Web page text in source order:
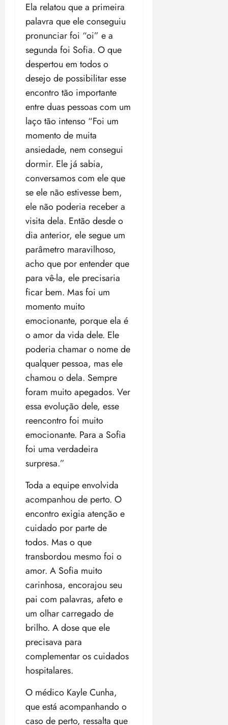
Ela relatou que a primeira
palavra que ele conseguiu
pronunciar foi “oi” e a
segunda foi Sofia. O que
despertou em todos o
desejo de possibilitar esse
encontro tão importante
entre duas pessoas com um
laço tão intenso “Foi um
momento de muita
ansiedade, nem consegui
dormir. Ele já sabia,
conversamos com ele que
se ele não estivesse bem,
ele não poderia receber a
visita dela. Então desde o
dia anterior, ele segue um
parâmetro maravilhoso,
acho que por entender que
para vê-la, ele precisaria
ficar bem. Mas foi um
momento muito
emocionante, porque ela é
o amor da vida dele. Ele
poderia chamar o nome de
qualquer pessoa, mas ele
chamou o dela. Sempre
foram muito apegados. Ver
essa evolução dele, esse
reencontro foi muito
emocionante. Para a Sofia
foi uma verdadeira
surpresa.”
Toda a equipe envolvida
acompanhou de perto. O
encontro exigia atenção e
cuidado por parte de
todos. Mas o que
transbordou mesmo foi o
amor. A Sofia muito
carinhosa, encorajou seu
pai com palavras, afeto e
um olhar carregado de
brilho. A dose que ele
precisava para
complementar os cuidados
hospitalares.
O médico Kayle Cunha,
que está acompanhando o
caso de perto, ressalta que